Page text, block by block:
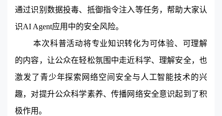
通过识别数据投毒、抵御指令注入等任务，帮助大家认
识AI Agent应用中的安全风险。
本次科普活动将专业知识转化为可体验、可理解
的内容，让公众在轻松氛围中走近科学、理解安全，也
激发了青少年探索网络空间安全与人工智能技术的兴
趣，对提升公众科学素养、传播网络安全意识起到了积
极作用。